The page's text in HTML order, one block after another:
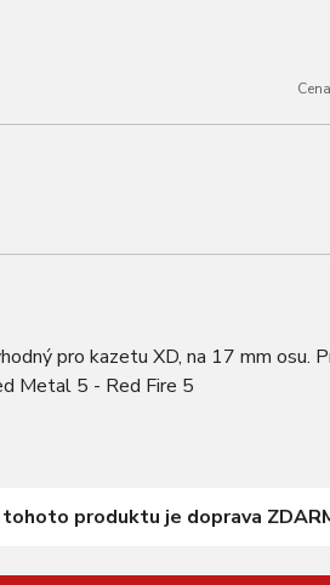
pro kazetu XD, na 17 mm osu.
Metal 5 - Red Fire 5
tohoto produktu je doprava